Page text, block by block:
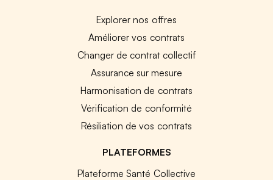
Explorer nos offres
Améliorer vos contrats
Changer de contrat collectif
Assurance sur mesure
Harmonisation de contrats
Vérification de conformité
Résiliation de vos contrats
PLATEFORMES
Plateforme Santé Collective